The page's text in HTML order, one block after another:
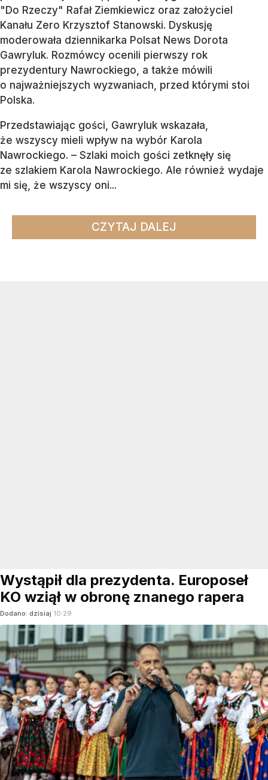
"Do Rzeczy" Rafał Ziemkiewicz oraz założyciel
Kanału Zero Krzysztof Stanowski. Dyskusję
moderowała dziennikarka Polsat News Dorota
Gawryluk. Rozmówcy ocenili pierwszy rok
prezydentury Nawrockiego, a także mówili
o najważniejszych wyzwaniach, przed którymi stoi
Polska.
Przedstawiając gości, Gawryluk wskazała,
że wszyscy mieli wpływ na wybór Karola
Nawrockiego. – Szlaki moich gości zetknęły się
ze szlakiem Karola Nawrockiego. Ale również wydaje
mi się, że wszyscy oni...
CZYTAJ DALEJ
Wystąpił dla prezydenta. Europoseł
KO wziął w obronę znanego rapera
Dodano: dzisiaj 10:29